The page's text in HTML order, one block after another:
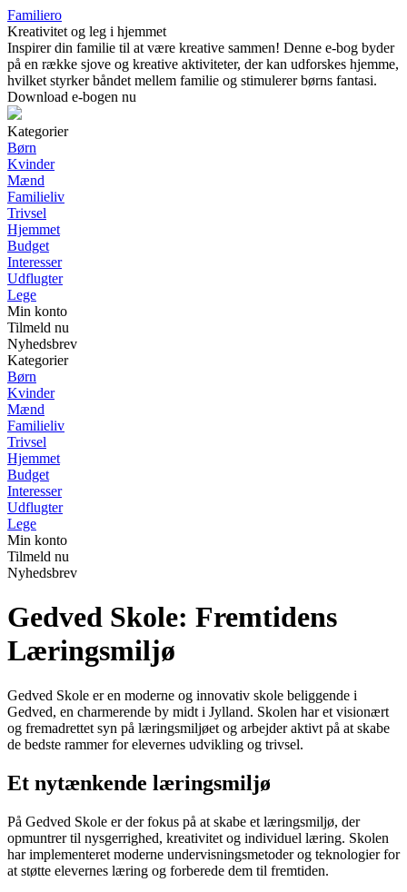
Familiero
Kreativitet og leg i hjemmet
Inspirer din familie til at være kreative sammen! Denne e-bog byder
på en række sjove og kreative aktiviteter, der kan udforskes hjemme,
hvilket styrker båndet mellem familie og stimulerer børns fantasi.
Download e-bogen nu
Kategorier
Børn
Kvinder
Mænd
Familieliv
Trivsel
Hjemmet
Budget
Interesser
Udflugter
Lege
Min konto
Tilmeld nu
Nyhedsbrev
Kategorier
Børn
Kvinder
Mænd
Familieliv
Trivsel
Hjemmet
Budget
Interesser
Udflugter
Lege
Min konto
Tilmeld nu
Nyhedsbrev
Gedved Skole: Fremtidens
Læringsmiljø
Gedved Skole er en moderne og innovativ skole beliggende i
Gedved, en charmerende by midt i Jylland. Skolen har et visionært
og fremadrettet syn på læringsmiljøet og arbejder aktivt på at skabe
de bedste rammer for elevernes udvikling og trivsel.
Et nytænkende læringsmiljø
På Gedved Skole er der fokus på at skabe et læringsmiljø, der
opmuntrer til nysgerrighed, kreativitet og individuel læring. Skolen
har implementeret moderne undervisningsmetoder og teknologier for
at støtte elevernes læring og forberede dem til fremtiden.